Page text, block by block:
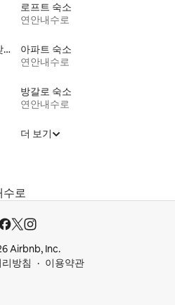
로프트 숙소
연안내수로
휠체어 높이에 맞는 변기를 갖춘 숙소
아파트 숙소
연안내수로
방갈로 숙소
연안내수로
더 보기
수로
Airbnb, Inc.
방침
이용약관